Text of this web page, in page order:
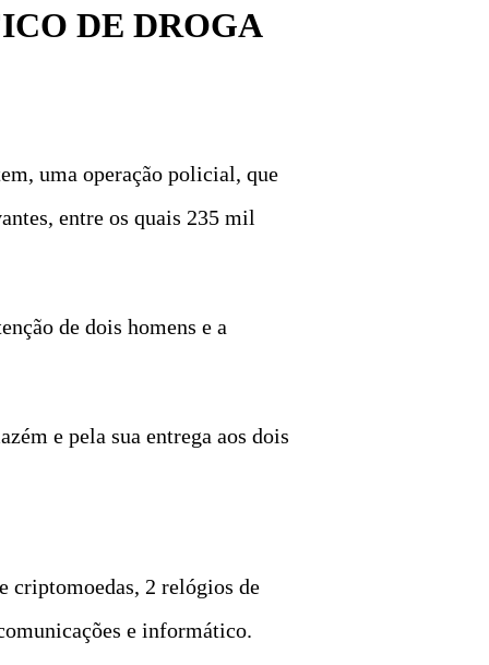
DE DROGA
uma operação policial, que
entre os quais 235 mil
de dois homens e a
e pela sua entrega aos dois
criptomoedas, 2 relógios de
e informático.